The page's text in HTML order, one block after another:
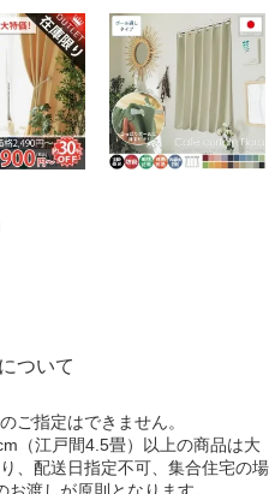
ついて
ご指定はできません。
（江戸間4.5畳）以上の商品は大
、配送日指定不可、集合住宅の場